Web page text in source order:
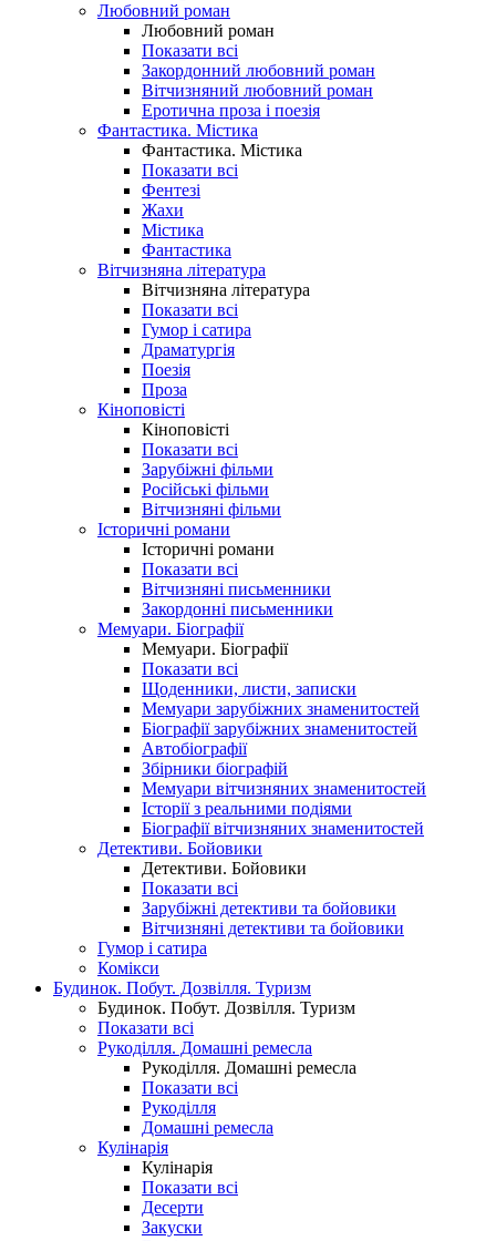
Любовний роман
Любовний роман
Показати всі
Закордонний любовний роман
Вітчизняний любовний роман
Еротична проза і поезія
Фантастика. Містика
Фантастика. Містика
Показати всі
Фентезі
Жахи
Містика
Фантастика
Вітчизняна література
Вітчизняна література
Показати всі
Гумор і сатира
Драматургія
Поезія
Проза
Кіноповісті
Кіноповісті
Показати всі
Зарубіжні фільми
Російські фільми
Вітчизняні фільми
Історичні романи
Історичні романи
Показати всі
Вітчизняні письменники
Закордонні письменники
Мемуари. Біографії
Мемуари. Біографії
Показати всі
Щоденники, листи, записки
Мемуари зарубіжних знаменитостей
Біографії зарубіжних знаменитостей
Автобіографії
Збірники біографій
Мемуари вітчизняних знаменитостей
Історії з реальними подіями
Біографії вітчизняних знаменитостей
Детективи. Бойовики
Детективи. Бойовики
Показати всі
Зарубіжні детективи та бойовики
Вітчизняні детективи та бойовики
Гумор і сатира
Комікси
Будинок. Побут. Дозвілля. Туризм
Будинок. Побут. Дозвілля. Туризм
Показати всі
Рукоділля. Домашні ремесла
Рукоділля. Домашні ремесла
Показати всі
Рукоділля
Домашні ремесла
Кулінарія
Кулінарія
Показати всі
Десерти
Закуски